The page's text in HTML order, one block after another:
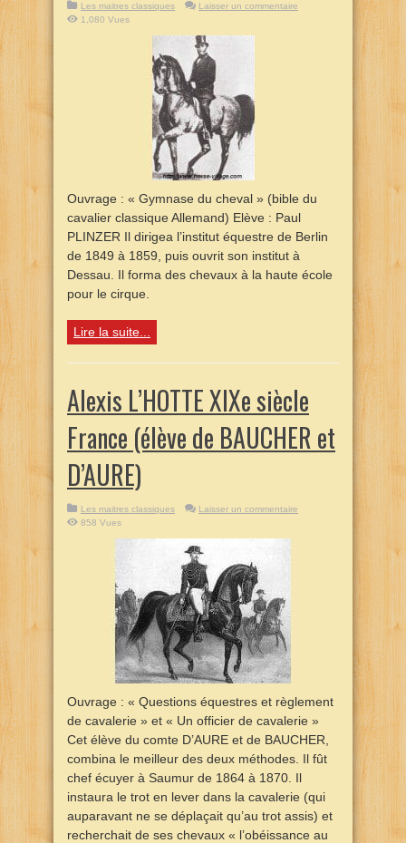
Les maitres classiques
Laisser un commentaire
1,080 Vues
Ouvrage : « Gymnase du cheval » (bible du
cavalier classique Allemand) Elève : Paul
PLINZER Il dirigea l’institut équestre de Berlin
de 1849 à 1859, puis ouvrit son institut à
Dessau. Il forma des chevaux à la haute école
pour le cirque.
Lire la suite...
Alexis L’HOTTE XIXe siècle
France (élève de BAUCHER et
D’AURE)
Les maitres classiques
Laisser un commentaire
858 Vues
Ouvrage : « Questions équestres et règlement
de cavalerie » et « Un officier de cavalerie »
Cet élève du comte D’AURE et de BAUCHER,
combina le meilleur des deux méthodes. Il fût
chef écuyer à Saumur de 1864 à 1870. Il
instaura le trot en lever dans la cavalerie (qui
auparavant ne se déplaçait qu’au trot assis) et
recherchait de ses chevaux « l’obéissance au